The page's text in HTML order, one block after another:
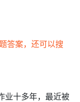
答案，还可以搜
业十多年，最近被